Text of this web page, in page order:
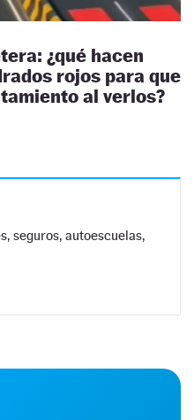
¿qué hacen
rojos para que
al verlos?
seguros, autoescuelas,